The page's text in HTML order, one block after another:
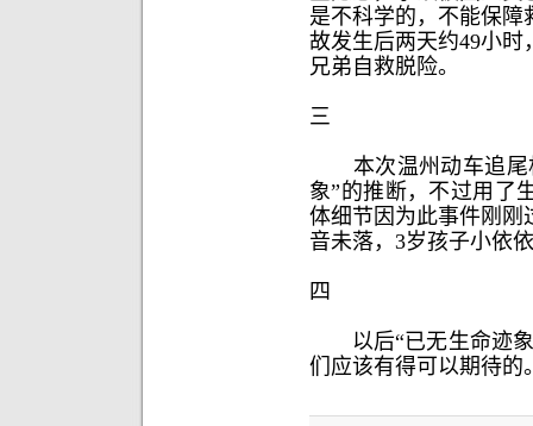
是不科学的，不能保
故发生后两天约49小
兄弟自救脱险。
三
本次温州动车追尾
象”的推断，不过用了
体细节因为此事件刚刚
音未落，3岁孩子小依
四
以后“已无生命迹象
们应该有得可以期待的